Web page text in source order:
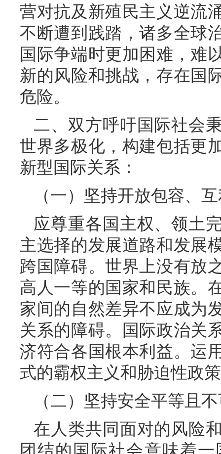
营对抗及新殖民主义逆流
不断遭到践踏，诸多全球
国际争端时更加困难，难
新的风险和挑战，存在国
危险。
二、双方呼吁国际社会
世界多极化，构建包括更
新型国际关系：
（一）坚持开放包容、
应尊重各国主权、领土
主选择的发展道路和发展
跨国障碍。世界上没有放
高人一等的国家和民族。
家间的自然差异不应成为
关系的障碍。国际政治关
济符合各国根本利益。运
式的霸权主义和胁迫性政
（二）坚持安全平等且
在人类共同面对的风险
团结的国际社会意味着